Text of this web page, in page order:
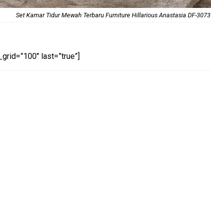
Set Kamar Tidur Mewah Terbaru Furniture Hillarious Anastasia DF-3073
last=”true”]